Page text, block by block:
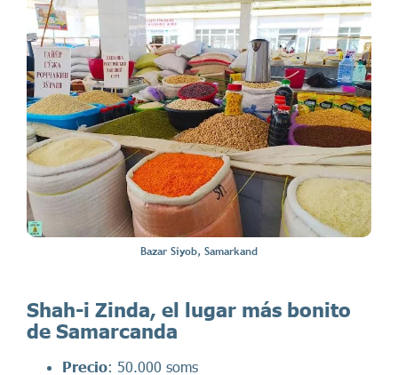
Bazar Siyob, Samarkand
Shah-i Zinda, el lugar más bonito
de Samarcanda
Precio: 50.000 soms